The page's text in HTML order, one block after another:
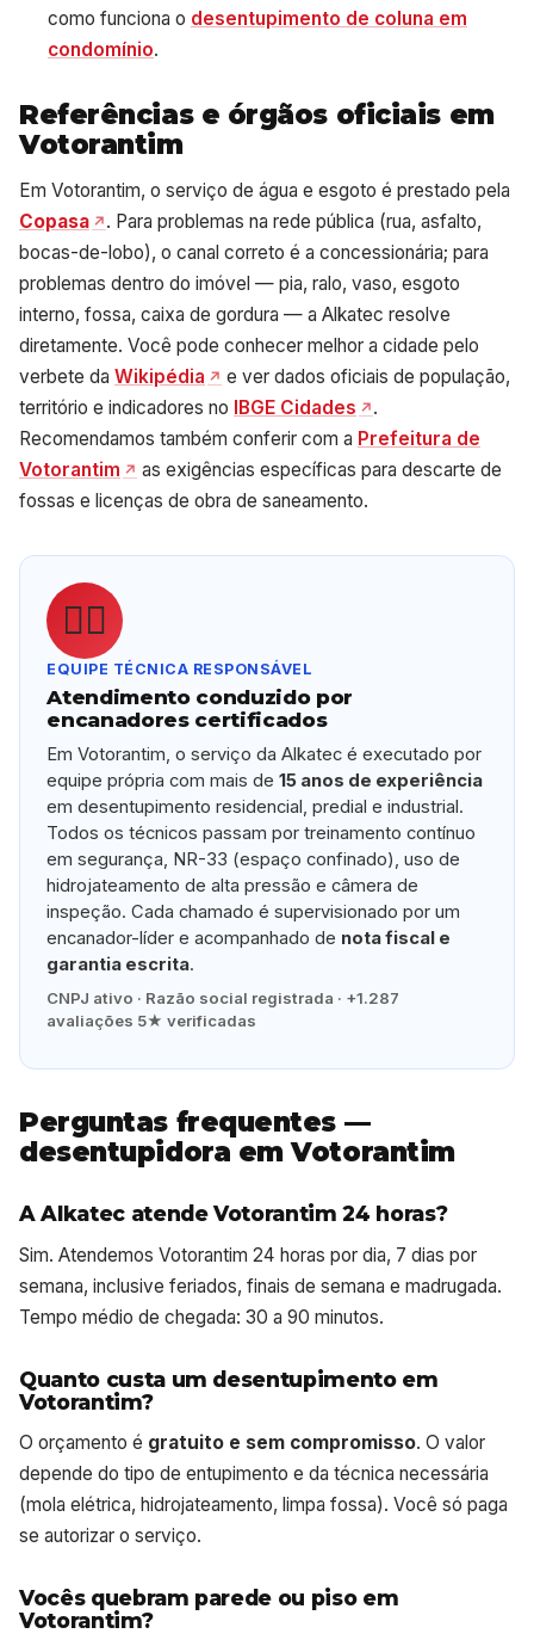
como funciona o desentupimento de coluna em
condomínio.
Referências e órgãos oficiais em
Votorantim
Em Votorantim, o serviço de água e esgoto é prestado pela
Copasa
. Para problemas na rede pública (rua, asfalto,
bocas-de-lobo), o canal correto é a concessionária; para
problemas dentro do imóvel — pia, ralo, vaso, esgoto
interno, fossa, caixa de gordura — a Alkatec resolve
diretamente. Você pode conhecer melhor a cidade pelo
verbete da Wikipédia
e ver dados oficiais de população,
território e indicadores no IBGE Cidades
.
Recomendamos também conferir com a Prefeitura de
Votorantim
as exigências específicas para descarte de
fossas e licenças de obra de saneamento.
👷‍♂️
EQUIPE TÉCNICA RESPONSÁVEL
Atendimento conduzido por
encanadores certificados
Em Votorantim, o serviço da Alkatec é executado por
equipe própria com mais de15 anos de experiência
em desentupimento residencial, predial e industrial.
Todos os técnicos passam por treinamento contínuo
em segurança, NR-33 (espaço confinado), uso de
hidrojateamento de alta pressão e câmera de
inspeção. Cada chamado é supervisionado por um
encanador-líder e acompanhado de nota fiscal e
garantia escrita.
CNPJ ativo · Razão social registrada · +1.287
avaliações 5★ verificadas
Perguntas frequentes —
desentupidora em Votorantim
A Alkatec atende Votorantim 24 horas?
Sim. Atendemos Votorantim 24 horas por dia, 7 dias por
semana, inclusive feriados, finais de semana e madrugada.
Tempo médio de chegada: 30 a 90 minutos.
Quanto custa um desentupimento em
Votorantim?
O orçamento é gratuito e sem compromisso. O valor
depende do tipo de entupimento e da técnica necessária
(mola elétrica, hidrojateamento, limpa fossa). Você só paga
se autorizar o serviço.
Vocês quebram parede ou piso em
Votorantim?